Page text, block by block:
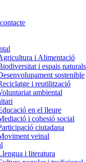
i Alimentació
i espais naturals
sostenible
i reutilització
ambiental
en el lleure
i cohesió social
ciutadana
veïnal
i literatura